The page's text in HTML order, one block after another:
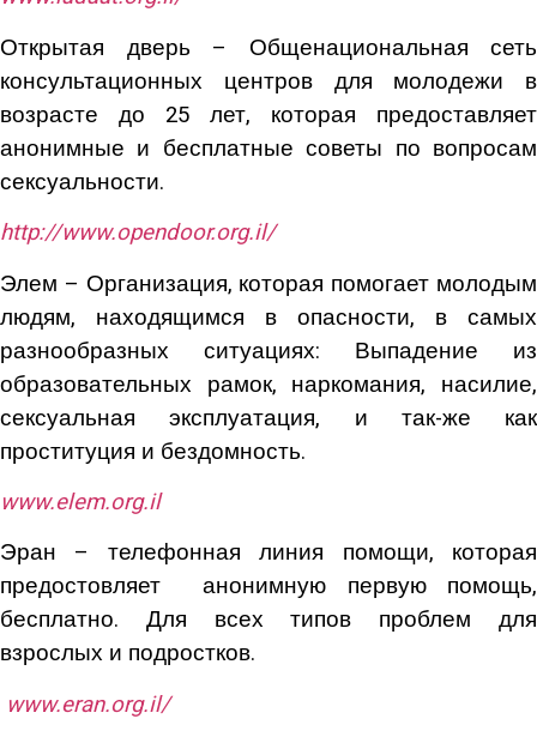
Открытая дверь – Общенациональная сеть
консультационных центров для молодежи в
возрасте до 25 лет, которая предоставляет
анонимные и бесплатные советы по вопросам
сексуальности.
http://www.opendoor.org.il/
Элем – Организация, которая помогает молодым
людям, находящимся в опасности, в самых
разнообразных ситуациях: Выпадение из
образовательных рамок, наркомания, насилие,
сексуальная эксплуатация, и так-же как
проституция и бездомность.
www.elem.org.il
Эран – телефонная линия помощи, которая
предостовляет анонимную первую помощь,
бесплатно. Для всех типов проблем для
взрослых и подростков.
www.eran.org.il/